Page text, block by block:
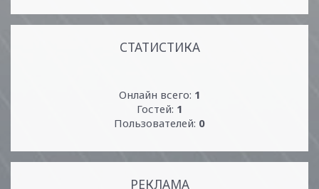
СТАТИСТИКА
Онлайн всего: 1
Гостей: 1
Пользователей: 0
РЕКЛАМА